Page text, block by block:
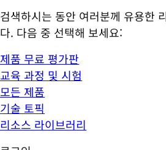
검색하시는 동안 여러분께 유용한
다. 다음 중 선택해 보세요:
제품 무료 평가판
교육 과정 및 시험
모든 제품
기술 토픽
리소스 라이브러리